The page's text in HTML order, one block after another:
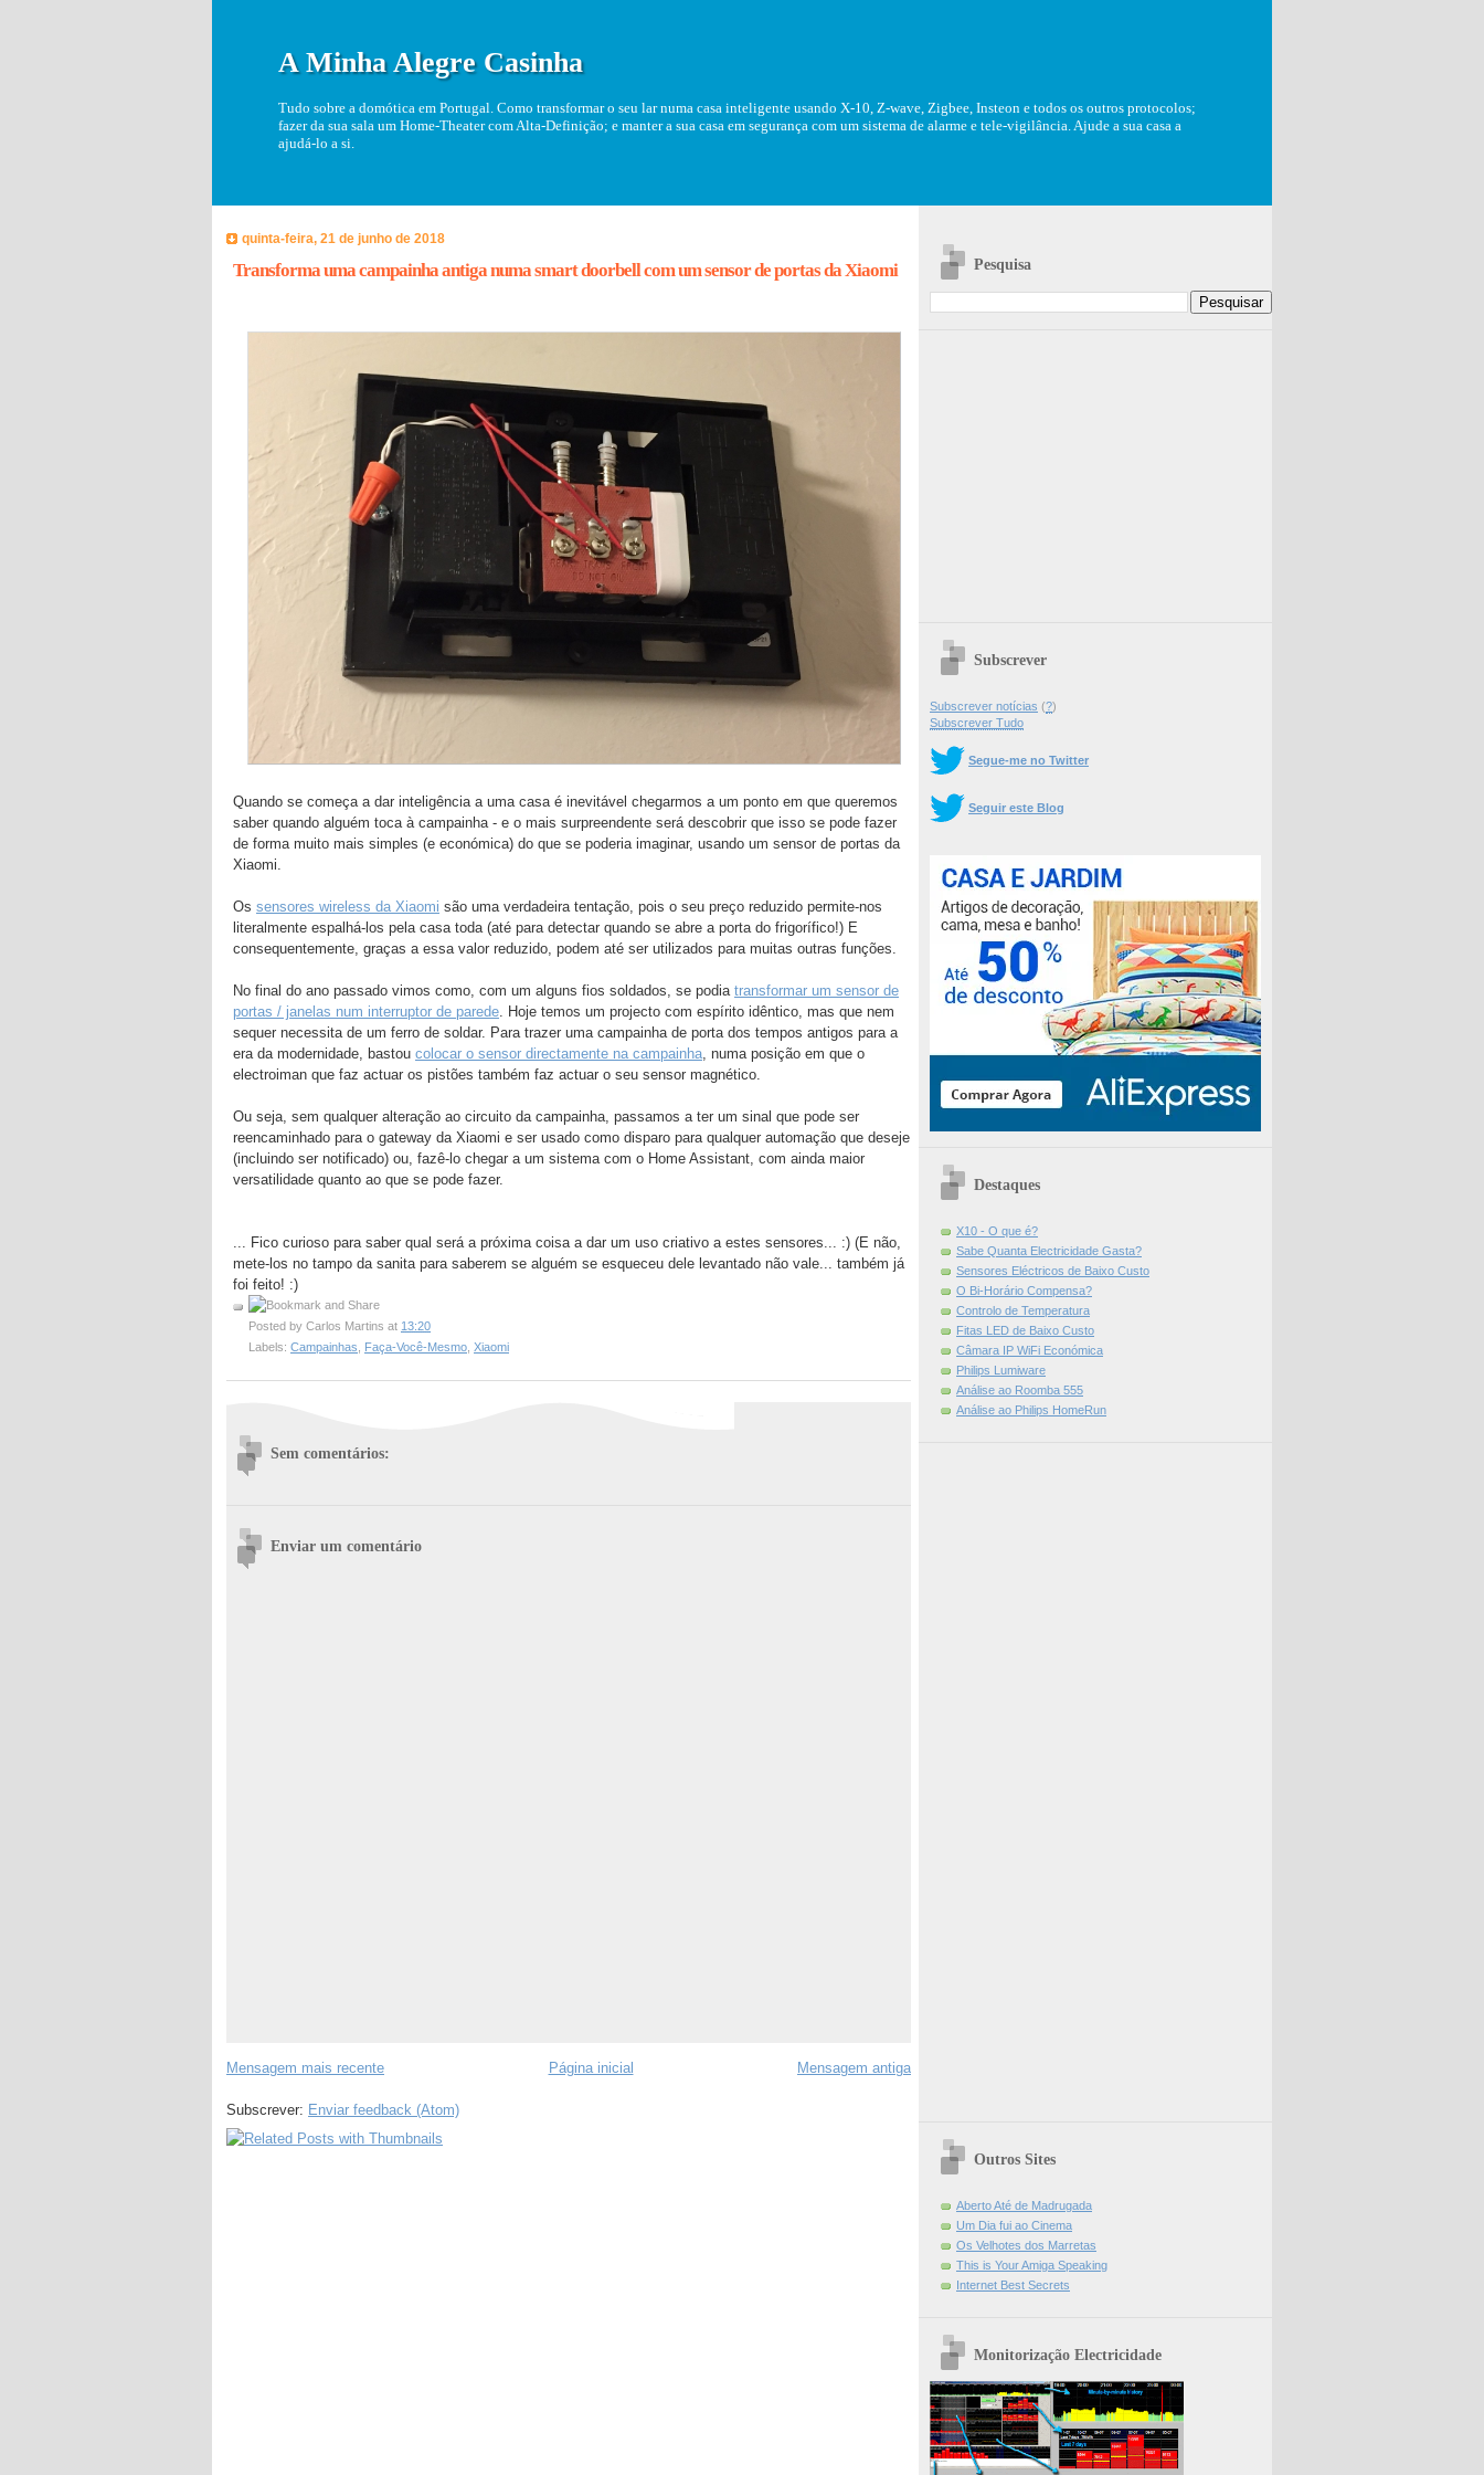
A Minha Alegre Casinha
Tudo sobre a domótica em Portugal. Como transformar o seu lar numa casa inteligente usando X-10, Z-wave, Zigbee, Insteon e todos os outros protocolos;
fazer da sua sala um Home-Theater com Alta-Definição; e manter a sua casa em segurança com um sistema de alarme e tele-vigilância. Ajude a sua casa a
ajudá-lo a si.
quinta-feira, 21 de junho de 2018
Transforma uma campainha antiga numa smart doorbell com um sensor de portas da Xiaomi
Quando se começa a dar inteligência a uma casa é inevitável chegarmos a um ponto em que queremos
saber quando alguém toca à campainha - e o mais surpreendente será descobrir que isso se pode fazer
de forma muito mais simples (e económica) do que se poderia imaginar, usando um sensor de portas da
Xiaomi.
Os sensores wireless da Xiaomi são uma verdadeira tentação, pois o seu preço reduzido permite-nos
literalmente espalhá-los pela casa toda (até para detectar quando se abre a porta do frigorífico!) E
consequentemente, graças a essa valor reduzido, podem até ser utilizados para muitas outras funções.
No final do ano passado vimos como, com um alguns fios soldados, se podia transformar um sensor de
portas / janelas num interruptor de parede. Hoje temos um projecto com espírito idêntico, mas que nem
sequer necessita de um ferro de soldar. Para trazer uma campainha de porta dos tempos antigos para a
era da modernidade, bastou colocar o sensor directamente na campainha, numa posição em que o
electroiman que faz actuar os pistões também faz actuar o seu sensor magnético.
Ou seja, sem qualquer alteração ao circuito da campainha, passamos a ter um sinal que pode ser
reencaminhado para o gateway da Xiaomi e ser usado como disparo para qualquer automação que deseje
(incluindo ser notificado) ou, fazê-lo chegar a um sistema com o Home Assistant, com ainda maior
versatilidade quanto ao que se pode fazer.
... Fico curioso para saber qual será a próxima coisa a dar um uso criativo a estes sensores... :) (E não,
mete-los no tampo da sanita para saberem se alguém se esqueceu dele levantado não vale... também já
foi feito! :)
Posted by Carlos Martins at 13:20
Labels: Campainhas, Faça-Você-Mesmo, Xiaomi
Sem comentários:
Enviar um comentário
Mensagem mais recente Mensagem antiga
Página inicial
Subscrever: Enviar feedback (Atom)
Pesquisa
Subscrever
Subscrever notícias (?)
Subscrever Tudo
Segue-me no Twitter
Seguir este Blog
Destaques
X10 - O que é?
Sabe Quanta Electricidade Gasta?
Sensores Eléctricos de Baixo Custo
O Bi-Horário Compensa?
Controlo de Temperatura
Fitas LED de Baixo Custo
Câmara IP WiFi Económica
Philips Lumiware
Análise ao Roomba 555
Análise ao Philips HomeRun
Outros Sites
Aberto Até de Madrugada
Um Dia fui ao Cinema
Os Velhotes dos Marretas
This is Your Amiga Speaking
Internet Best Secrets
Monitorização Electricidade